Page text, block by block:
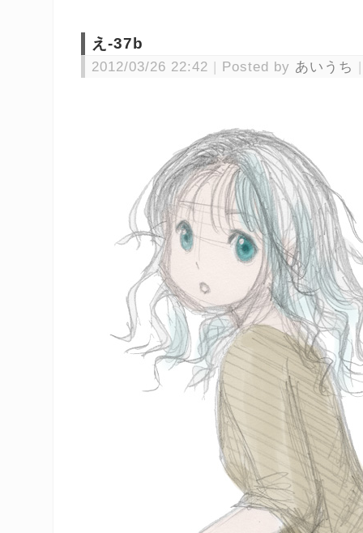
え-37b
2012/03/26 22:42 Posted by あいうち